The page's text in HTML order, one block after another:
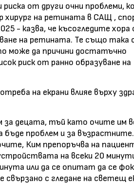
от други очни проблеми,
на ретината в САЩ ,
- казва, че късогледите хора
на ретината. Те също така
може да причини достатъчно
риск от ранно образуване на
на екрани влияе върху
за децата, тъй като очите им
бъде проблем и за
Ким препоръчва на
на всеки 20
или да се опитат да се
с гледане на светещ